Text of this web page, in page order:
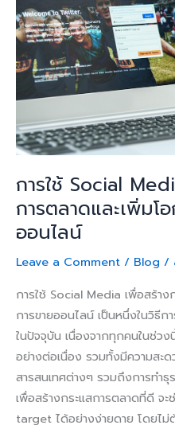
การใช้ Social
การตลาดและเพิ่มโ
ออนไลน์
Leave a Comment / Blog /
การใช้ Social Media เพื่อสร้าง
การขายออนไลน์ เป็นหนึ่งในวิธีก
ในปัจจุบัน เนื่องจากทุกคนในช่ว
อย่างต่อเนื่อง รวมทั้งมีความสะด
สารสนเทศต่างๆ รวมถึงการทำ
เพื่อสร้างกระแสการตลาดที่ดี จ
target ได้อย่างง่ายดาย โดยไ
Media
เพื่อ
สร้าง
กระแส
และ
เพิ่ม
โอกาส
ใน
การ
ขาย
ออนไลน์